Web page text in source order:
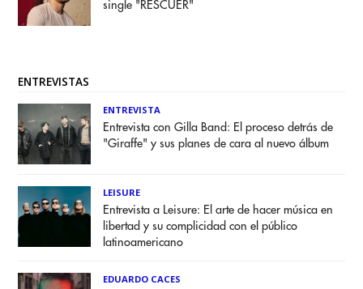
single "RESCUER"
ENTREVISTAS
ENTREVISTA
Entrevista con Gilla Band: El proceso detrás de
"Giraffe" y sus planes de cara al nuevo álbum
LEISURE
Entrevista a Leisure: El arte de hacer música en
libertad y su complicidad con el público
latinoamericano
EDUARDO CACES